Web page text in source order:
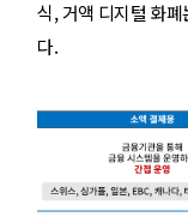
식, 거액 디지털 화
다.